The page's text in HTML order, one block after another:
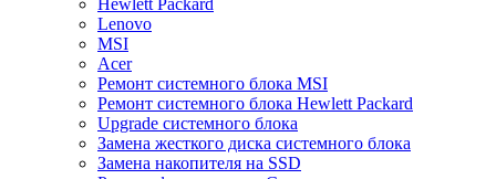
Hewlett Packard
Lenovo
MSI
Acer
Ремонт системного блока MSI
Ремонт системного блока Hewlett Packard
Upgrade системного блока
Замена жесткого диска системного блока
Замена накопителя на SSD